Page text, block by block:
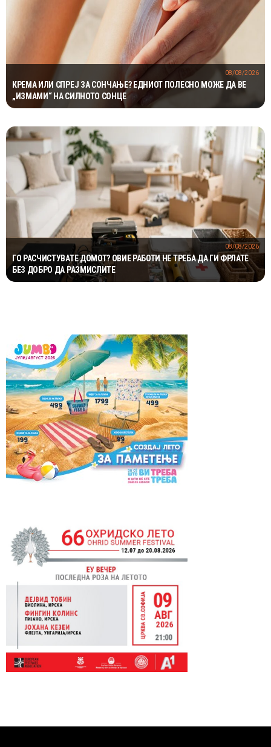
КРЕМА ИЛИ СПРЕЈ ЗА СОНЧАЊЕ? ЕДНИОТ ПОЛЕСНО МОЖЕ ДА ВЕ
„ИЗМАМИ“ НА СИЛНОТО СОНЦЕ
08/08/2026
ГО РАСЧИСТУВАТЕ ДОМОТ? ОВИЕ РАБОТИ НЕ ТРЕБА ДА ГИ ФРЛАТЕ
БЕЗ ДОБРО ДА РАЗМИСЛИТЕ
08/08/2026